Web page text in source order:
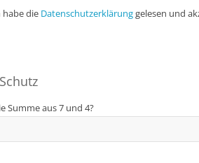
habe die Datenschutzerklärunggelesen und
Summe aus 7 und 4?